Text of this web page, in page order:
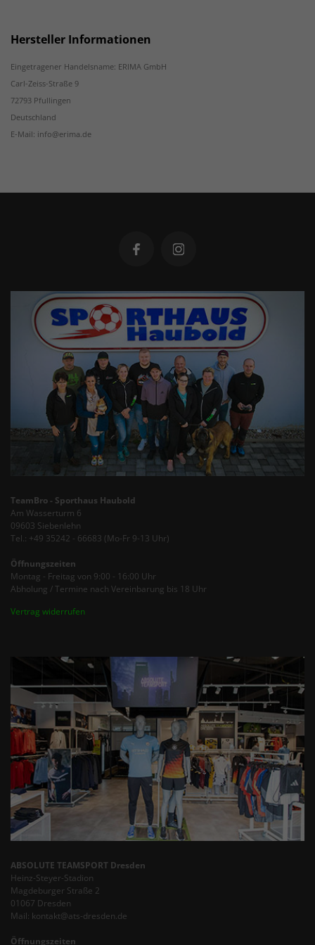
Hersteller Informationen
Eingetragener Handelsname: ERIMA GmbH
Carl-Zeiss-Straße 9
72793 Pfullingen
Deutschland
E-Mail: info@erima.de
TeamBro - Sporthaus Haubold
Am Wasserturm 6
09603 Siebenlehn
Tel.: +49 35242 - 66683 (Mo-Fr 9-13 Uhr)
Öffnungszeiten
Montag - Freitag von 9:00 - 16:00 Uhr
Abholung / Termine nach Vereinbarung bis 18 Uhr
Vertrag widerrufen
ABSOLUTE TEAMSPORT Dresden
Heinz-Steyer-Stadion
Magdeburger Straße 2
01067 Dresden
Mail: kontakt@ats-dresden.de
Öffnungszeiten